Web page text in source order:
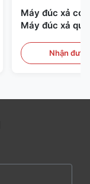
Máy đúc xả có
Máy đúc xả
Nhận